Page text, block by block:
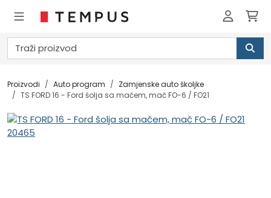
Proizvodi Auto program
Zamjenske auto školjke
TS FORD 16 - Ford šolja sa mačem, mač FO-6 / FO21